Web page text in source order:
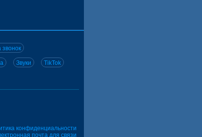
звонок
Звуки TikTok
конфиденциальности
почта для связи